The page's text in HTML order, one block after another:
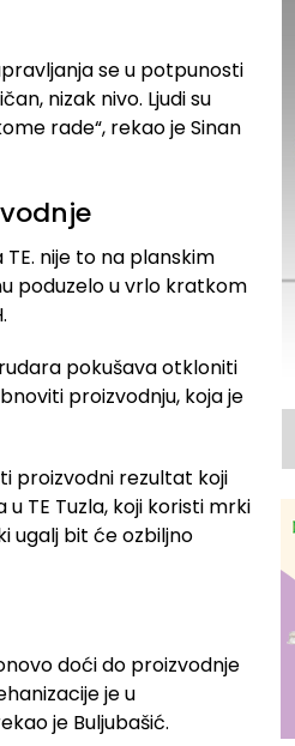
se u potpunosti
nizak nivo. Ljudi su
rade“, rekao je Sinan
nije to na planskim
poduzelo u vrlo kratkom
pokušava otkloniti
proizvodnju, koja je
proizvodni rezultat koji
TE Tuzla, koji koristi mrki
ugalj bit će ozbiljno
doći do proizvodnje
je u
je Buljubašić.